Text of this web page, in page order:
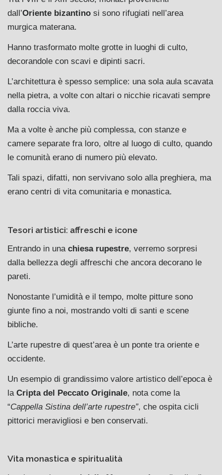
dall’Oriente bizantino si sono rifugiati nell’area
murgica materana.
Hanno trasformato molte grotte in luoghi di culto,
decorandole con scavi e dipinti sacri.
L’architettura è spesso semplice: una sola aula scavata
nella pietra, a volte con altari o nicchie ricavati sempre
dalla roccia viva.
Ma a volte è anche più complessa, con stanze e
camere separate fra loro, oltre al luogo di culto, quando
le comunità erano di numero più elevato.
Tali spazi, difatti, non servivano solo alla preghiera, ma
erano centri di vita comunitaria e monastica.
Tesori artistici: affreschi e icone
Entrando in una chiesa rupestre, verremo sorpresi
dalla bellezza degli affreschi che ancora decorano le
pareti.
Nonostante l’umidità e il tempo, molte pitture sono
giunte fino a noi, mostrando volti di santi e scene
bibliche.
L’arte rupestre di quest’area è un ponte tra oriente e
occidente.
Un esempio di grandissimo valore artistico dell’epoca è
la Cripta del Peccato Originale, nota come la
“Cappella Sistina dell’arte rupestre”, che ospita cicli
pittorici meravigliosi e ben conservati.
Vita monastica e spiritualità